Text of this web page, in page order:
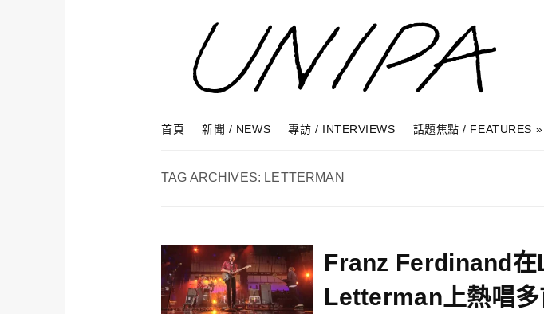
Menu
首頁
新聞 / NEWS 專訪 / INTERVIEWS 話題焦點 / FEATURES
TAG ARCHIVES: LETTERMAN
Franz Ferdinand
Letterman上熱唱多